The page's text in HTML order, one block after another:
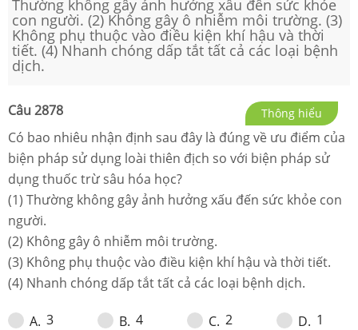
Thường không gây ảnh hưởng xấu đến sức khỏe
con người. (2) Không gây ô nhiễm môi trường. (3)
Không phụ thuộc vào điều kiện khí hậu và thời
tiết. (4) Nhanh chóng dấp tắt tất cả các loại bệnh
dịch.
Câu 2878 Thông hiểu
Có bao nhiêu nhận định sau đây là đúng về ưu điểm của
biện pháp sử dụng loài thiên địch so với biện pháp sử
dụng thuốc trừ sâu hóa học?
(1) Thường không gây ảnh hưởng xấu đến sức khỏe con
người.
(2) Không gây ô nhiễm môi trường.
(3) Không phụ thuộc vào điều kiện khí hậu và thời tiết.
(4) Nhanh chóng dấp tắt tất cả các loại bệnh dịch.
A. 3 B. 4 C. 2 D. 1